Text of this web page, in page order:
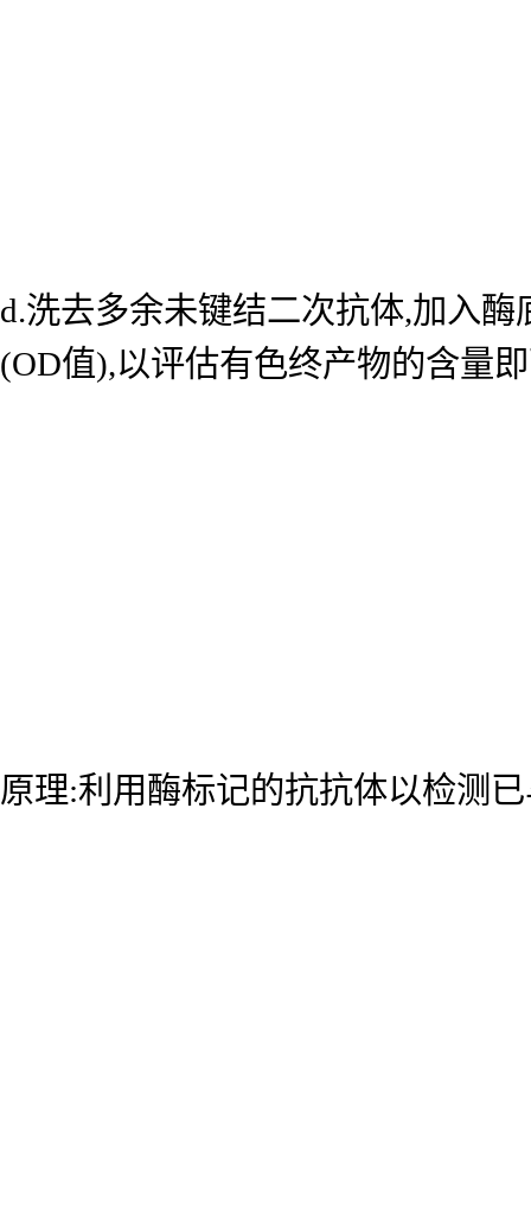
d.洗去多余未键结二次抗体,加入
(OD值),以评估有色终产物的含量
原理:利用酶标记的抗抗体以检测